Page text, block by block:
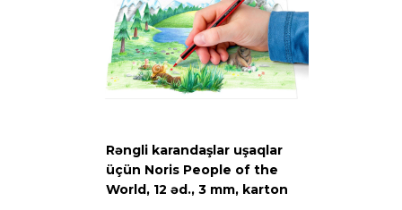
Rəngli karandaşlar uşaqlar
üçün Noris People of the
World, 12 əd., 3 mm, karton